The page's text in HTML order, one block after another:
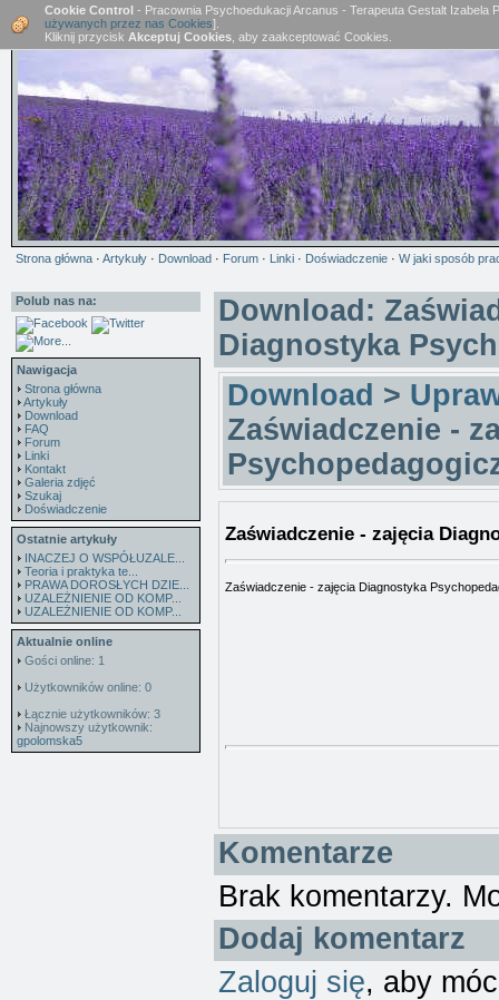
Strona główna · Artykuły · Download · Forum · Linki · Doświadczenie · W jaki sposób
Polub nas na:
Nawigacja
Strona główna
Artykuły
Download
FAQ
Forum
Linki
Kontakt
Galeria zdjęć
Szukaj
Doświadczenie
Ostatnie artykuły
INACZEJ O WSPÓŁUZALE...
Teoria i praktyka te...
PRAWA DOROSŁYCH DZIE...
UZALEŻNIENIE OD KOMP...
UZALEŻNIENIE OD KOMP...
Aktualnie online
Gości online: 1
Użytkowników online: 0
Łącznie użytkowników: 3
Najnowszy użytkownik:
gpolomska5
Cookie Control - Pracownia Psychoedukacji Arcanus - Terapeuta Gestalt
używanych przez nas Cookies].
Kliknij przycisk Akceptuj Cookies , aby zaakceptować Cookies.
Download:
Diagnostyka
Download >
Zaświadczenie -
Zaświadczenie - zajęcia
Zaświadczenie - zajęcia Diagnostyka
Komentarze
Brak komentarzy.
Dodaj komentarz
Zaloguj się, aby